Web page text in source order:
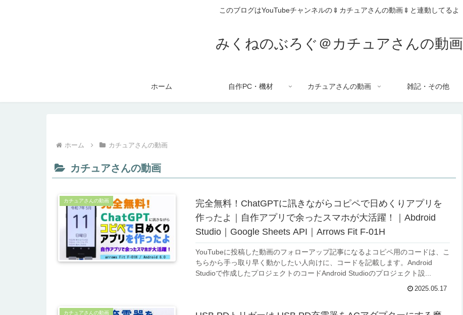
このブログはYouTubeチャンネルの🍢カチュアさんの動画🍢と連動してるよ
みくねのぶろぐ＠カチュアさんの動画
ホーム 自作PC・機材 カチュアさんの動画 雑記・その他
ホーム カチュアさんの動画
カチュアさんの動画
カチュアさんの動画
完全無料！ChatGPTに訊きながらコピペで日めくりアプリを
作ったよ｜自作アプリで余ったスマホが大活躍！｜Abdroid
Studio｜Google Sheets API｜Arrows Fit F-01H
YouTubeに投稿した動画のフォローアップ記事になるよコピペ用のコードは、こ
ちらから手っ取り早く動かしたい人向けに、コードを記載します。Android
Studioで作成したプロジェクトのコードAndroid Studioのプロジェクト設...
2025.05.17
カチュアさんの動画